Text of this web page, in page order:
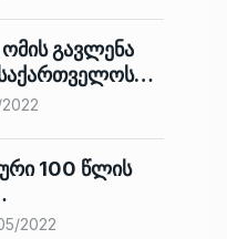
გავლენა
100 წლის
2022